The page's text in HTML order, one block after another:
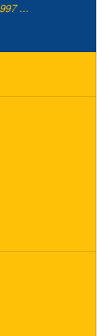
...